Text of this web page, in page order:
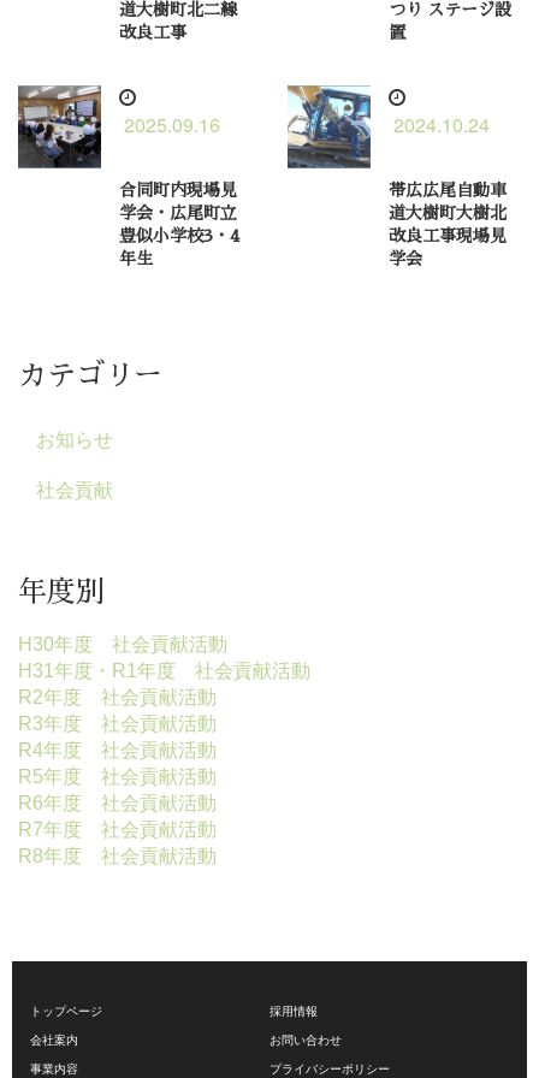
道大樹町北二線
改良工事
つり ステージ設
置
2025.09.16
合同町内現場見
学会・広尾町立
豊似小学校3・4
年生
2024.10.24
帯広広尾自動車
道大樹町大樹北
改良工事現場見
学会
カテゴリー
お知らせ
社会貢献
年度別
H30年度 社会貢献活動
H31年度・R1年度 社会貢献活動
R2年度 社会貢献活動
R3年度 社会貢献活動
R4年度 社会貢献活動
R5年度 社会貢献活動
R6年度 社会貢献活動
R7年度 社会貢献活動
R8年度 社会貢献活動
トップページ
会社案内
事業内容
採用情報
お問い合わせ
プライバシーポリシー